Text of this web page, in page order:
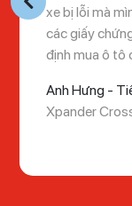
xe bị lỗi mà
các giấy
định mua ô tô
Anh Hưng -
Xpander